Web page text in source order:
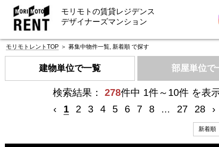
モリモトの賃貸レジデンス
デザイナーズマンション
モリモトレントTOP ＞ 募集中物件一覧, 新着順 で探す
建物単位で一覧 部屋単位で
検索結果： 278件中 1件～10件 を表
‹
1 2 3 4 5 6 7 8 ... 27 28 ›